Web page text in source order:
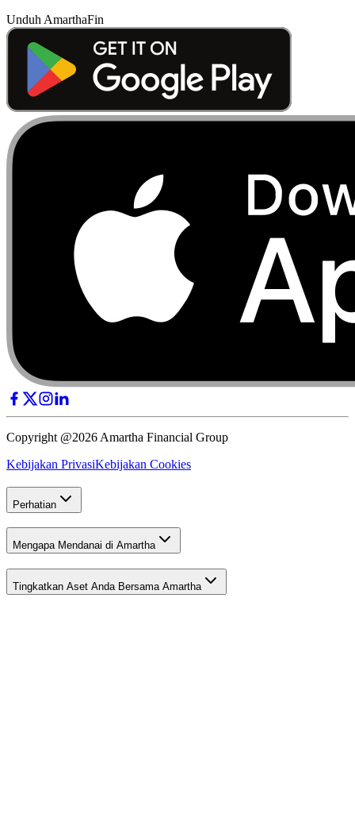
Unduh AmarthaFin
Copyright @2026 Amartha Financial Group
Kebijakan PrivasiKebijakan Cookies
Perhatian
Mengapa Mendanai di Amartha
Tingkatkan Aset Anda Bersama Amartha